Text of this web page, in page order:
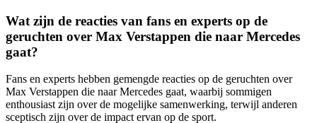
Wat zijn de reacties van fans en experts op de
geruchten over Max Verstappen die naar Mercedes
gaat?
Fans en experts hebben gemengde reacties op de geruchten over
Max Verstappen die naar Mercedes gaat, waarbij sommigen
enthousiast zijn over de mogelijke samenwerking, terwijl anderen
sceptisch zijn over de impact ervan op de sport.